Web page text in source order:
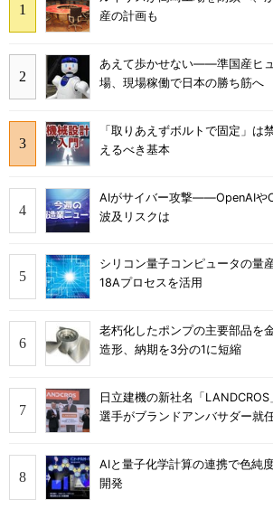
産の計画も
あえて歩かせない――準国産ヒ
場、現場稼働で日本の勝ち筋へ
「取りあえずボルトで固定」
えるべき基本
AIがサイバー攻撃――OpenAIや
波及リスクは
シリコン量子コンピュータの量
18Aプロセスを活用
老朽化したポンプの主要部品を
造形、納期を3分の1に短縮
日立建機の新社名「
選手がブランドアンバサダー就
AIと量子化学計算の連携で色純
開発